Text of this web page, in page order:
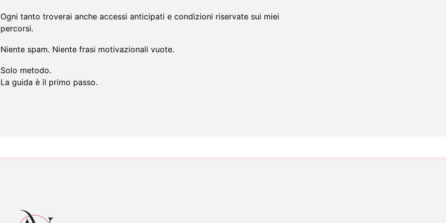
Ogni tanto troverai anche accessi anticipati e condizioni riservate sui miei
percorsi.
Niente spam. Niente frasi motivazionali vuote.
Solo metodo.
La guida è il primo passo.